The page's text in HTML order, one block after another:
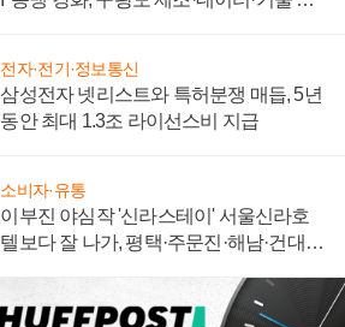
전자·전기·정보통신
삼성전자 넷리스트와 특허분쟁 매듭, 5년
동안 최대 1.3조 라이선스비 지급
소비자·유통
이부진 야심작 '신라스테이' 서울신라호
텔보다 잘 나가, 평택·주문진·해남·건대로